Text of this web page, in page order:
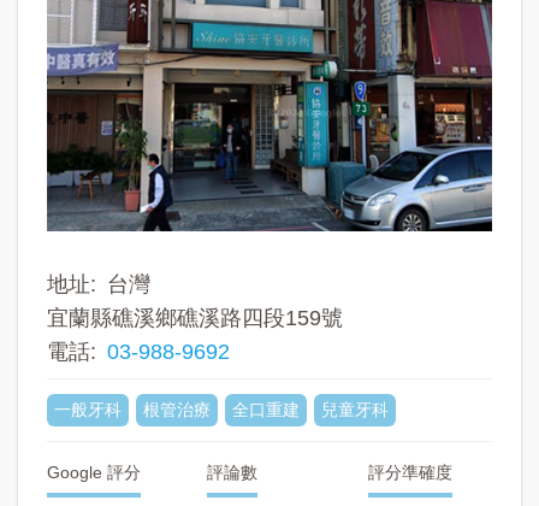
地址
台灣
宜蘭縣礁溪鄉礁溪路四段159號
電話
03-988-9692
一般牙科 根管治療 全口重建 兒童牙科
Google 評分 評論數 評分準確度